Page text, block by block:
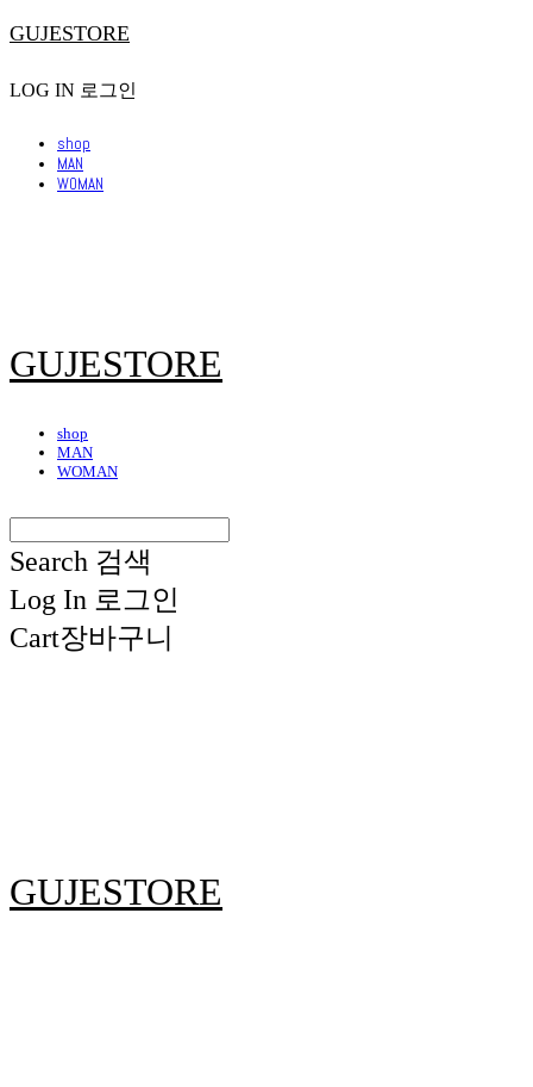
GUJESTORE
LOG IN 로그인
shop
MAN
WOMAN
GUJESTORE
shop
MAN
WOMAN
Search 검색
Log In 로그인
Cart장바구니
GUJESTORE